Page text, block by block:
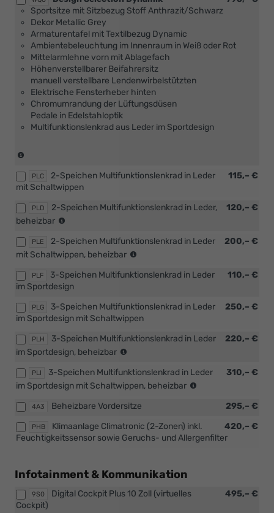
mit
[PUV]
Komfort
Plus
Paket
oder
[WSA]
Selection
Plus
Paket))
Sportsitze mit Sitzbezug Stoff Anthrazit/Schwarz
Dekor Metallic Grey
Armaturentafel mit Textilbezug Dynamic
Ambientebeleuchtung im Innenraum in Weiß oder Rot
Mittelarmlehne vorn mit Ablagefach
Höhenverstellbarer Beifahrersitz
manuell verstellbare Lendenwirbelstützten
Elektrische Fensterheber hinten
Chromumrandung der Lüftungsdüsen
Pedale in Edelstahloptik
Multifunktionslenkrad aus Leder im Sportdesign
Verbindung
mit
Komfort
Plus
oder
[WSA]
Selection
Plus
Paket))
PLC 115,– €
2-Speichen Multifunktionslenkrad in Leder
mit Schaltwippen
PLD 120,– €
2-Speichen Multifunktionslenkrad in Leder,
beheizbar
Verbindung
mit
Klimaanlage
Climatronic
Zonen)
inkl.
Feuchtigkeitssensor
sowie
Geruchs-
und
Allergenfilter
oder
[PUH]
Plus
Paket
Winter
Paket)
PLE 200,– €
2-Speichen Multifunktionslenkrad in Leder
mit Schaltwippen, beheizbar
Verbindung
Klimaanlage
Climatronic
(2-
Feuchtigkeitssensor
sowie
Geruchs-
und
oder
[PUH]
Paket
[PUI]
PLF 110,– €
3-Speichen Multifunktionslenkrad in Leder
im Sportdesign
PLG 250,– €
3-Speichen Multifunktionslenkrad in Leder
im Sportdesign mit Schaltwippen
PLH 220,– €
3-Speichen Multifunktionslenkrad in Leder
im Sportdesign, beheizbar
Verbindung
mit
Klimaanlage
Climatronic
(2-
Zonen)
sowie
Geruchs-
PLI 310,– €
3-Speichen Multifunktionslenkrad in Leder
im Sportdesign mit Schaltwippen, beheizbar
Verbindung
[PHB]
Klimaanlage
4A3 295,– €
Beheizbare Vordersitze
PHB 420,– €
Klimaanlage Climatronic (2-Zonen) inkl.
Feuchtigkeitssensor sowie Geruchs- und Allergenfilter
Infotainment & Kommunikation
9S0 495,– €
Digital Cockpit Plus 10 Zoll (virtuelles
Cockpit)